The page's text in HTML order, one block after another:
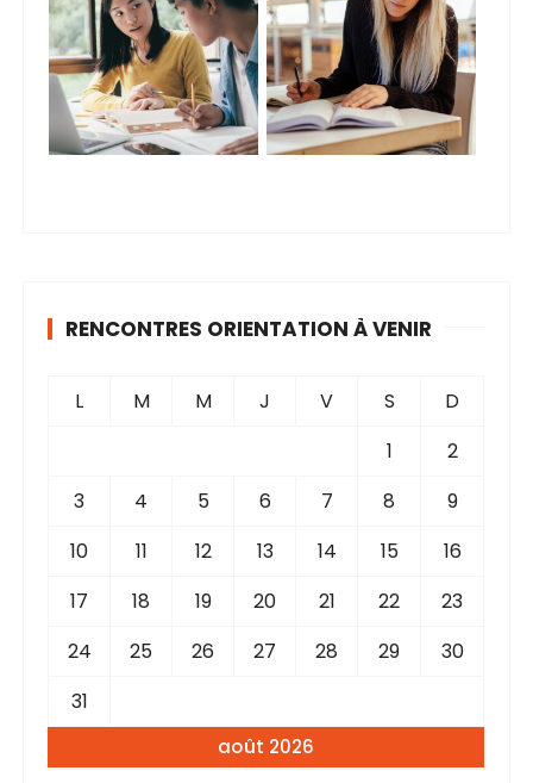
RENCONTRES ORIENTATION À VENIR
août 2026
L M M J V S
D
1
2
3
4 5 6 7 8
9
10
11 12 13 14 15
16
17
18 19 20 21 22
23
24
25 26 27 28 29
30
31